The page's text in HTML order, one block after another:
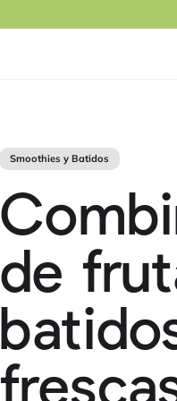
Smoothies y Batidos
de